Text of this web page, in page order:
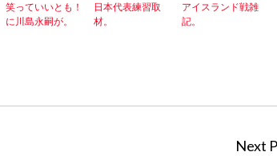
笑っていいとも！
に川島永嗣が。
日本代表練習取
材。
アイスランド戦雑
記。
Next